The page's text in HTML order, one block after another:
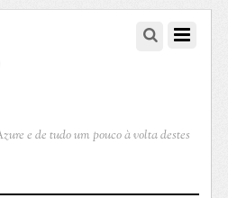
e de tudo um pouco à volta destes